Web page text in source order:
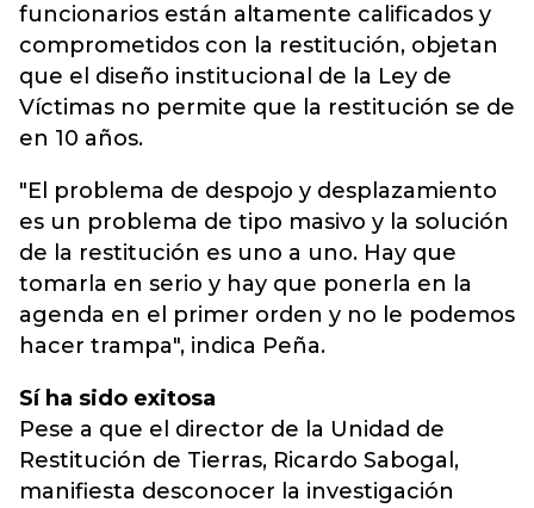
funcionarios están altamente calificados y
comprometidos con la restitución, objetan
que el diseño institucional de la Ley de
Víctimas no permite que la restitución se de
en 10 años.
"El problema de despojo y desplazamiento
es un problema de tipo masivo y la solución
de la restitución es uno a uno. Hay que
tomarla en serio y hay que ponerla en la
agenda en el primer orden y no le podemos
hacer trampa", indica Peña.
Sí ha sido exitosa
Pese a que el director de la Unidad de
Restitución de Tierras, Ricardo Sabogal,
manifiesta desconocer la investigación